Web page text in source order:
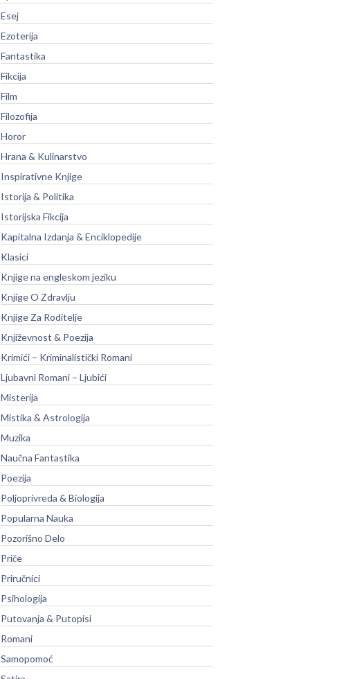
Esej
Ezoterija
Fantastika
Fikcija
Film
Filozofija
Horor
Hrana & Kulinarstvo
Inspirativne Knjige
Istorija & Politika
Istorijska Fikcija
Kapitalna Izdanja & Enciklopedije
Klasici
Knjige na engleskom jeziku
Knjige O Zdravlju
Knjige Za Roditelje
Književnost & Poezija
Krimići – Kriminalistički Romani
Ljubavni Romani – Ljubići
Misterija
Mistika & Astrologija
Muzika
Naučna Fantastika
Poezija
Poljoprivreda & Biologija
Popularna Nauka
Pozorišno Delo
Priče
Priručnici
Psihologija
Putovanja & Putopisi
Romani
Samopomoć